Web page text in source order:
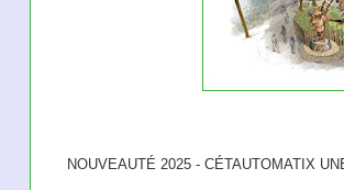
NOUVEAUTÉ 2025 - CÉTAUTOMATIX